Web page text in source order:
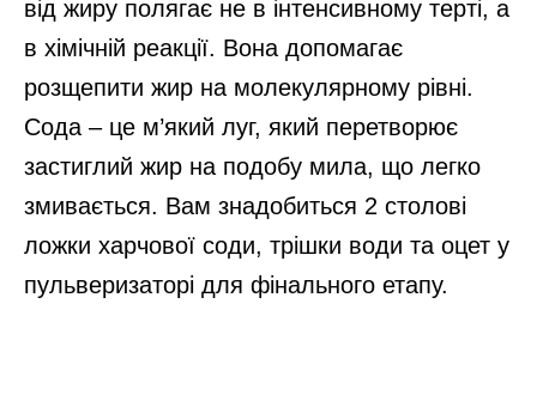
від жиру полягає не в інтенсивному терті, а
в хімічній реакції. Вона допомагає
розщепити жир на молекулярному рівні.
Сода – це м’який луг, який перетворює
застиглий жир на подобу мила, що легко
змивається. Вам знадобиться 2 столові
ложки харчової соди, трішки води та оцет у
пульверизаторі для фінального етапу.